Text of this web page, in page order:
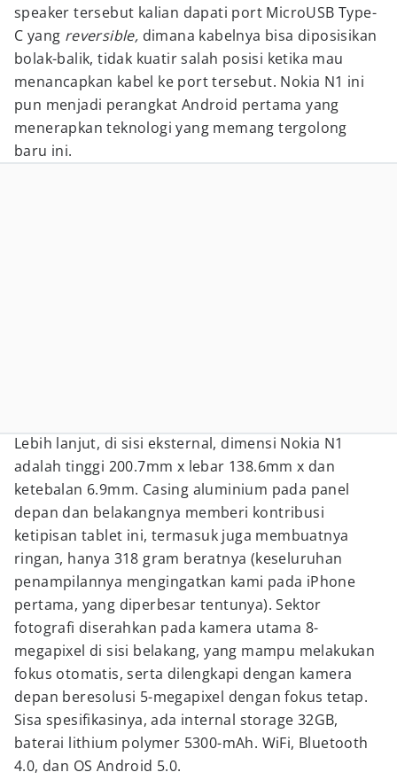
speaker tersebut kalian dapati port MicroUSB Type-
C yang reversible, dimana kabelnya bisa diposisikan
bolak-balik, tidak kuatir salah posisi ketika mau
menancapkan kabel ke port tersebut. Nokia N1 ini
pun menjadi perangkat Android pertama yang
menerapkan teknologi yang memang tergolong
baru ini.
Lebih lanjut, di sisi eksternal, dimensi Nokia N1
adalah tinggi 200.7mm x lebar 138.6mm x dan
ketebalan 6.9mm. Casing aluminium pada panel
depan dan belakangnya memberi kontribusi
ketipisan tablet ini, termasuk juga membuatnya
ringan, hanya 318 gram beratnya (keseluruhan
penampilannya mengingatkan kami pada iPhone
pertama, yang diperbesar tentunya). Sektor
fotografi diserahkan pada kamera utama 8-
megapixel di sisi belakang, yang mampu melakukan
fokus otomatis, serta dilengkapi dengan kamera
depan beresolusi 5-megapixel dengan fokus tetap.
Sisa spesifikasinya, ada internal storage 32GB,
baterai lithium polymer 5300-mAh. WiFi, Bluetooth
4.0, dan OS Android 5.0.